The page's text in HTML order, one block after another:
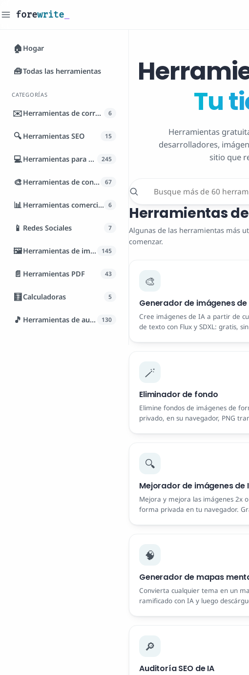
forewrite
🏠 Hogar
🧰Todas las herramientas
CATEGORÍAS
✉️ Herramientas de correo electrónico 6
🔍 Herramientas SEO 15
💻 Herramientas para desarrolladores 245
🎨 Herramientas de contenido 67
📊 Herramientas comerciales 6
📱 Redes Sociales 7
🖼️ Herramientas de imagen 145
📄 Herramientas PDF 43
🧮Calculadoras 5
🎵 Herramientas de audio 130
Tu
Herramientas
desarrolladores,
sitio que
Herramientas
Algunas de las herramientas más
comenzar.
🎨
Generador de imágenes de
Cree imágenes de IA a partir de
de texto con Flux y SDXL: gratis,
🪄
Eliminador de fondo
Elimine fondos de imágenes de
privado, en su navegador, PNG
🔍
Mejorador de imágenes de
Mejora y mejora las imágenes 2x
forma privada en tu navegador.
🧠
Generador de mapas
Convierta cualquier tema en un
ramificado con IA y luego
🔎
Auditoría SEO de IA